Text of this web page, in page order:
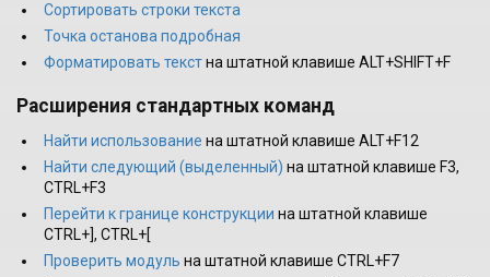
Сортировать строки текста
Точка останова подробная
Форматировать текстна штатной клавише ALT+SHIFT+F
Расширения стандартных команд
Найти использование на штатной клавише ALT+F12
Найти следующий (выделенный) на штатной клавише F3,
CTRL+F3
Перейти к границе конструкции на штатной клавише
CTRL+], CTRL+[
Проверить модуль на штатной клавише CTRL+F7